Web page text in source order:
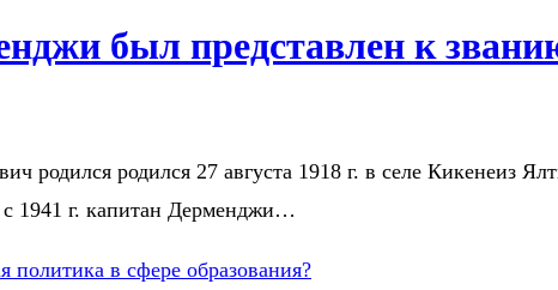
был представлен к
родился родился 27 августа 1918 г. в селе
1941 г. капитан Дерменджи…